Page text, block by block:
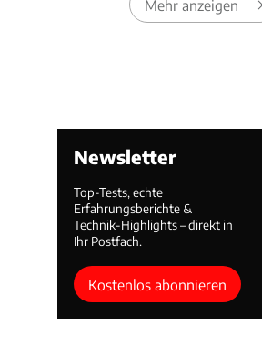
Mehr anzeigen
Newsletter
Top-Tests, echte
Erfahrungsberichte &
Technik-Highlights – direkt in
Ihr Postfach.
Kostenlos abonnieren